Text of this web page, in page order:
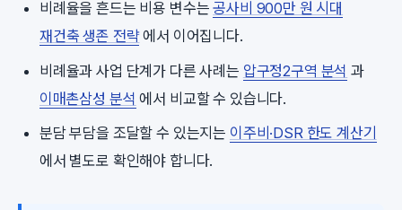
비례율을 흔드는 비용 변수는공사비 900만 원 시대
재건축 생존 전략에서 이어집니다.
비례율과 사업 단계가 다른 사례는 압구정2구역 분석 과
이매촌삼성 분석 에서 비교할 수 있습니다.
분담 부담을 조달할 수 있는지는 이주비·DSR 한도 계산기
에서 별도로 확인해야 합니다.